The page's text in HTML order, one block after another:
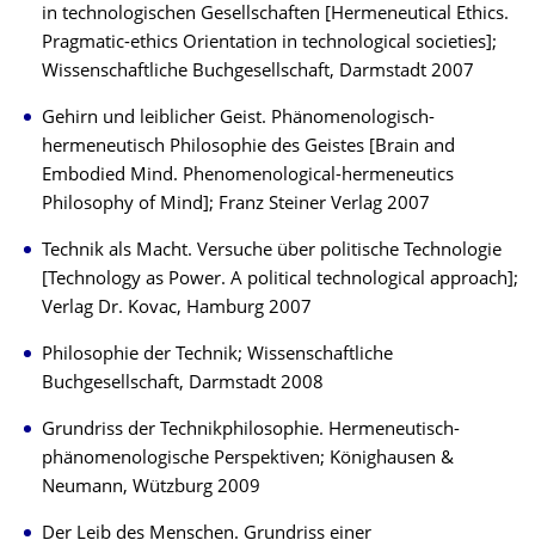
in technologischen Gesellschaften [Hermeneutical Ethics.
Pragmatic-ethics Orientation in technological societies];
Wissenschaftliche Buchgesellschaft, Darmstadt 2007
Gehirn und leiblicher Geist. Phänomenologisch-
hermeneutisch Philosophie des Geistes [Brain and
Embodied Mind. Phenomenological-hermeneutics
Philosophy of Mind]; Franz Steiner Verlag 2007
Technik als Macht. Versuche über politische Technologie
[Technology as Power. A political technological approach];
Verlag Dr. Kovac, Hamburg 2007
Philosophie der Technik; Wissenschaftliche
Buchgesellschaft, Darmstadt 2008
Grundriss der Technikphilosophie. Hermeneutisch-
phänomenologische Perspektiven; Könighausen &
Neumann, Wützburg 2009
Der Leib des Menschen. Grundriss einer